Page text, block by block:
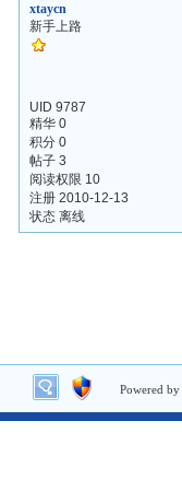
xtaycn
新手上路
UID 9787
精华 0
积分 0
帖子 3
阅读权限 10
注册 2010-12-13
状态 离线
Powered by